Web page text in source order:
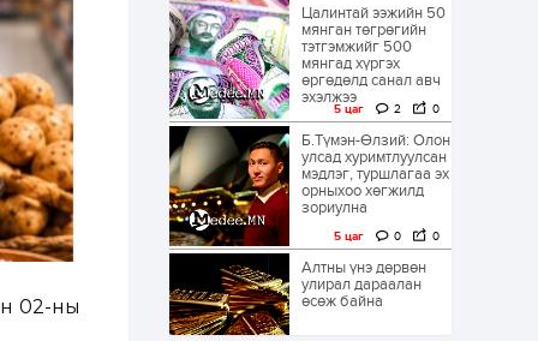
02-ны
Цалинтай ээжийн 50
мянган төгрөгийн
тэтгэмжийг 500
мянгад хүргэх
өргөдөлд санал авч
эхэлжээ
5 цаг 2 0
Б.Түмэн-Өлзий: Олон
улсад хуримтлуулсан
мэдлэг, туршлагаа эх
орныхоо хөгжилд
зориулна
5 цаг 0 0
Алтны үнэ дөрвөн
улирал дараалан
өсөж байна